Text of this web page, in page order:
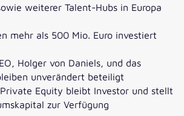
weiterer Talent-Hubs in Europa
mehr als 500 Mio. Euro investiert
Holger von Daniels, und das
unverändert beteiligt
Private Equity bleibt Investor und stellt
zur Verfügung